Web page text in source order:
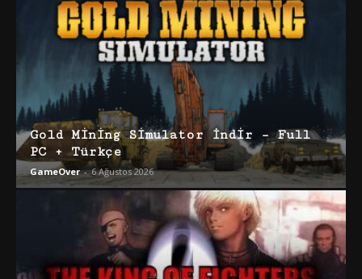
Gold Mining Simulator İndir – Full
PC + Türkçe
GameOver - 6 Ağustos 2026